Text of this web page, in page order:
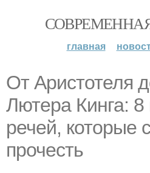
главная
От Аристотеля
Лютера Кинга: 8
речей, которые
прочесть